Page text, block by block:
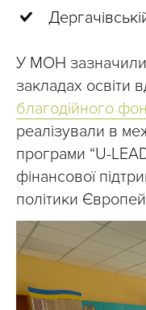
У МОН
закладах освіти
благодійного
реалізували в
програми “U-
фінансової
політики